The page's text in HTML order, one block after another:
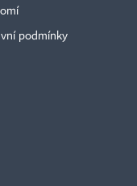
podmínky